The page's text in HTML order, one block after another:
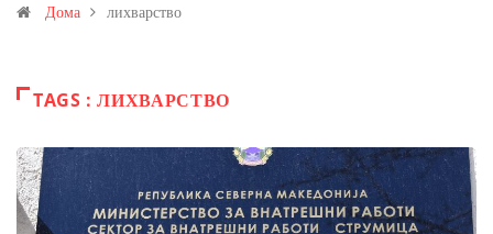
Иловица и со антимонот?
Дома лихварство
TAGS : ЛИХВАРСТВО